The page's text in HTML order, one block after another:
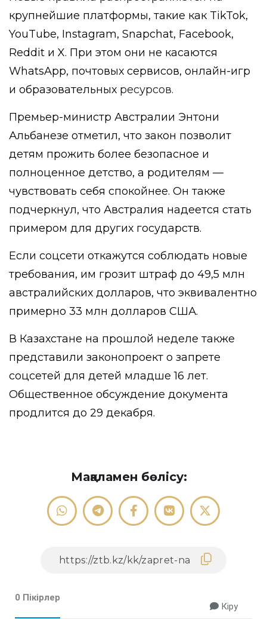
крупнейшие платформы, такие как TikTok,
YouTube, Instagram, Snapchat, Facebook,
Reddit и X. При этом они не касаются
WhatsApp, почтовых сервисов, онлайн-игр
и образовательных ресурсов.
Премьер-министр Австралии Энтони
Альбанезе отметил, что закон позволит
детям прожить более безопасное и
полноценное детство, а родителям —
чувствовать себя спокойнее. Он также
подчеркнул, что Австралия надеется стать
примером для других государств.
Если соцсети откажутся соблюдать новые
требования, им грозит штраф до 49,5 млн
австралийских долларов, что эквивалентно
примерно 33 млн долларов США.
В Казахстане на прошлой неделе также
представили законопроект о запрете
соцсетей для детей младше 16 лет.
Общественное обсуждение документа
продлится до 29 декабря.
Мақаламен бөлісу:
0 Пікірлер
Кіру